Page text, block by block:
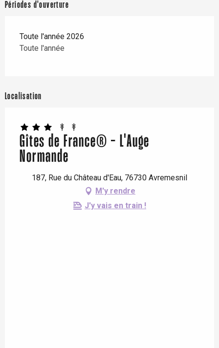
Périodes d'ouverture
Toute l'année 2026
Toute l'année
Localisation
Gîtes de France® - L'Auge
Normande
187, Rue du Château d'Eau, 76730 Avremesnil
M'y rendre
J'y vais en train !